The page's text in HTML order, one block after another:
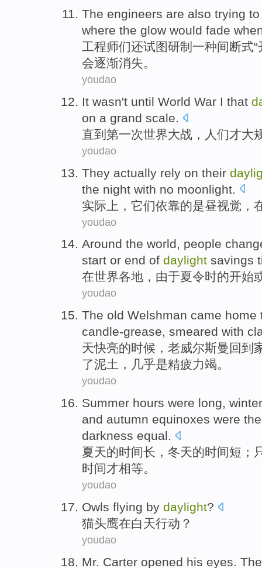
The engineers are also trying
where the glow would fade
工程师们还试图研制一种间断式
会逐渐消失。
youdao
It wasn't until World War I that
on a grand scale.
直到 第一次世界大战，人们才大
youdao
They actually rely on their
the night with no moonlight
实际上 ，它们依靠的是昼视觉 ，
youdao
Around the world, people
start or end of daylight savings
在世界各地 ， 由于夏令时的开始
youdao
The old Welshman came home
candle-grease, smeared with
天快亮的时候， 老威尔斯曼 回到
了泥土 ， 几乎是精疲力竭。
youdao
Summer hours were long, winter
and autumn equinoxes were the
darkness equal.
夏天的时间长 ， 冬天的时间短 ；
时间才相等。
youdao
Owls flying by daylight?
猫头鹰在白天行动？
youdao
Mr. Carter opened his eyes